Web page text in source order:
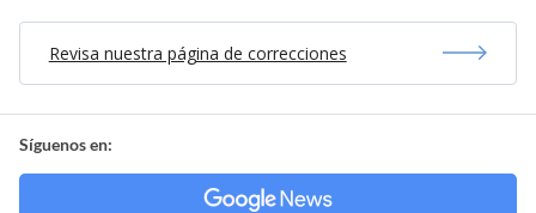
Revisa nuestra página de correcciones
Síguenos en: